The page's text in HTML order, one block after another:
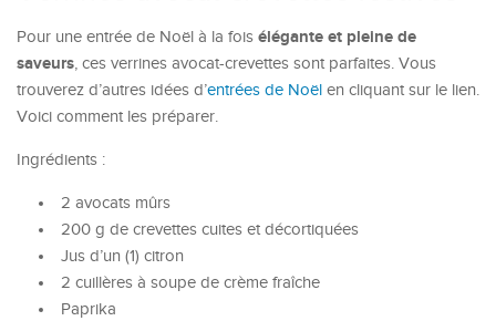
Pour une entrée de Noël à la fois élégante et pleine de
saveurs, ces verrines avocat-crevettes sont parfaites. Vous
trouverez d’autres idées d’entrées de Noël en cliquant sur le lien.
Voici comment les préparer.
Ingrédients :
2 avocats mûrs
200 g de crevettes cuites et décortiquées
Jus d’un (1) citron
2 cuillères à soupe de crème fraîche
Paprika